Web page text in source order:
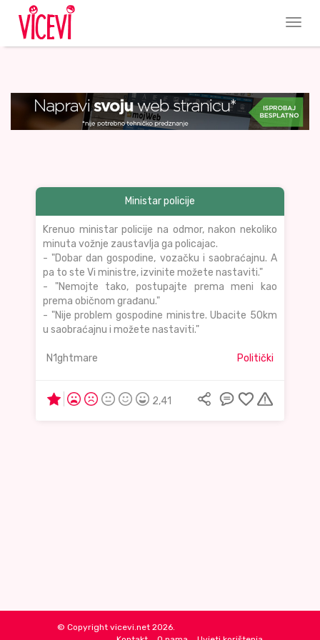
Ministar policije
Krenuo ministar policije na odmor, nakon nekoliko
minuta vožnje zaustavlja ga policajac.
- "Dobar dan gospodine, vozačku i saobraćajnu. A
pa to ste Vi ministre, izvinite možete nastaviti."
- "Nemojte tako, postupajte prema meni kao
prema običnom građanu."
- "Nije problem gospodine ministre. Ubacite 50km
u saobraćajnu i možete nastaviti."
N1ghtmare Politički
2,41
© Copyright vicevi.net 2026.